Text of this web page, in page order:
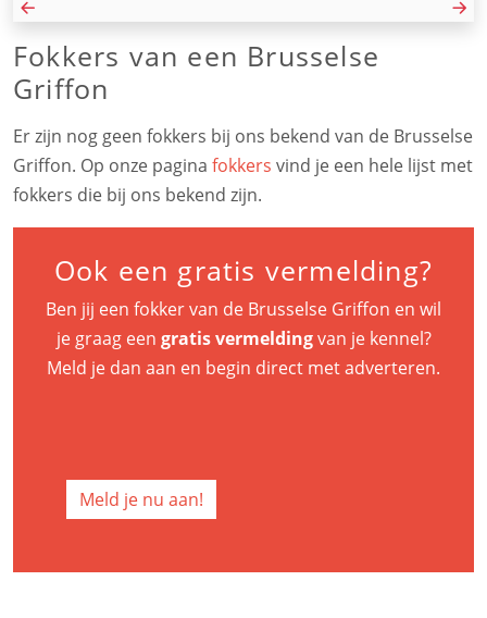
Fokkers van een Brusselse
Griffon
Er zijn nog geen fokkers bij ons bekend van de Brusselse
Griffon. Op onze pagina fokkers vind je een hele lijst met
fokkers die bij ons bekend zijn.
Ook een gratis vermelding?
Ben jij een fokker van de Brusselse Griffon en wil
je graag een gratis vermeldingvan je kennel?
Meld je dan aan en begin direct met adverteren.
Meld je nu aan!